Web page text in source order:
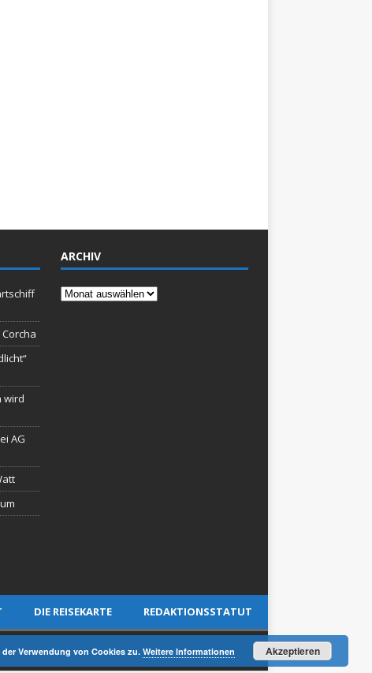
wird
AG
ARCHIV
Archiv
DIE REISEKARTE REDAKTIONSSTATUT
Verwendung von Cookies zu.Weitere Informationen Akzeptieren